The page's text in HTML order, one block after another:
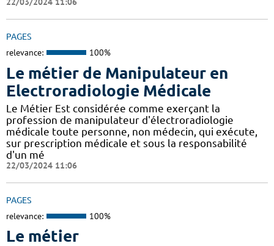
PAGES
relevance: 100%
Le métier de Manipulateur en
Electroradiologie Médicale
Le Métier Est considérée comme exerçant la
profession de manipulateur d'électroradiologie
médicale toute personne, non médecin, qui exécute,
sur prescription médicale et sous la responsabilité
d'un mé
22/03/2024 11:06
PAGES
relevance: 100%
Le métier